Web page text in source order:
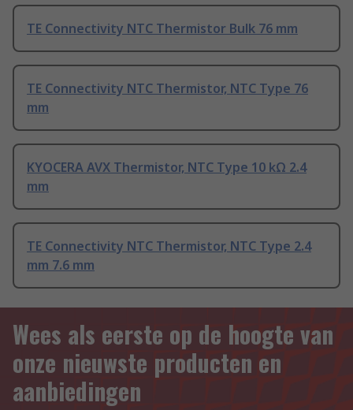
TE Connectivity NTC Thermistor Bulk 76 mm
TE Connectivity NTC Thermistor, NTC Type 76
mm
KYOCERA AVX Thermistor, NTC Type 10 kΩ 2.4
mm
TE Connectivity NTC Thermistor, NTC Type 2.4
mm 7.6 mm
Wees als eerste op de hoogte van
onze nieuwste producten en
aanbiedingen